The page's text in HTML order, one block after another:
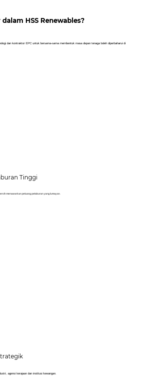
HSS Renewables?
dan kontraktor EPC untuk bersama-sama membentuk masa depan tenaga boleh diperbaharui di
Tinggi
menawarkan peluang pelaburan yang lumayan.
agensi kerajaan dan institusi kewangan.